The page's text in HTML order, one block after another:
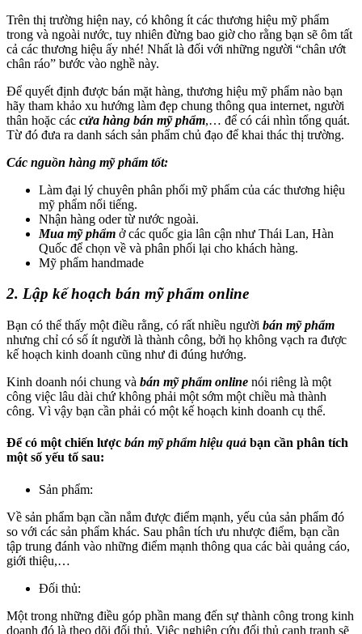
Trên thị trường hiện nay, có không ít các thương hiệu mỹ phẩm
trong và ngoài nước, tuy nhiên đừng bao giờ cho rằng bạn sẽ ôm tất
cả các thương hiệu ấy nhé! Nhất là đối với những người “chân ướt
chân ráo” bước vào nghề này.
Để quyết định được bán mặt hàng, thương hiệu mỹ phẩm nào bạn
hãy tham khảo xu hướng làm đẹp chung thông qua internet, người
thân hoặc các cửa hàng bán mỹ phẩm,… để có cái nhìn tổng quát.
Từ đó đưa ra danh sách sản phẩm chủ đạo để khai thác thị trường.
Các nguồn hàng mỹ phẩm tốt:
Làm đại lý chuyên phân phối mỹ phẩm của các thương hiệu
mỹ phẩm nổi tiếng.
Nhận hàng oder từ nước ngoài.
Mua mỹ phẩm ở các quốc gia lân cận như Thái Lan, Hàn
Quốc để chọn về và phân phối lại cho khách hàng.
Mỹ phẩm handmade
2. Lập kế hoạch bán mỹ phẩm online
Bạn có thể thấy một điều rằng, có rất nhiều người bán mỹ phẩm
nhưng chỉ có số ít người là thành công, bởi họ không vạch ra được
kế hoạch kinh doanh cũng như đi đúng hướng.
Kinh doanh nói chung và bán mỹ phẩm online nói riêng là một
công việc lâu dài chứ không phải một sớm một chiều mà thành
công. Vì vậy bạn cần phải có một kế hoạch kinh doanh cụ thể.
Để có một chiến lược bán mỹ phẩm hiệu quả bạn cần phân tích
một số yếu tố sau:
Sản phẩm:
Về sản phẩm bạn cần nắm được điểm mạnh, yếu của sản phẩm đó
so với các sản phẩm khác. Sau phân tích ưu nhược điểm, bạn cần
tập trung đánh vào những điểm mạnh thông qua các bài quảng cáo,
giới thiệu,…
Đối thủ:
Một trong những điều góp phần mang đến sự thành công trong kinh
doanh đó là theo dõi đối thủ. Việc nghiên cứu đối thủ cạnh tranh sẽ